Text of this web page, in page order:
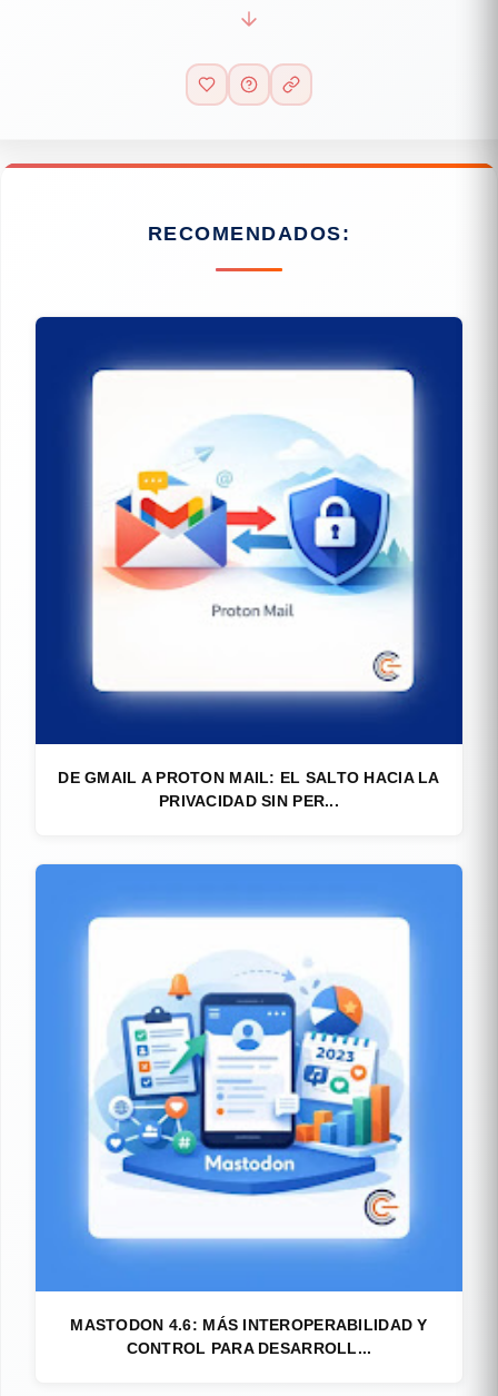
RECOMENDADOS:
DE GMAIL A PROTON MAIL: EL SALTO HACIA LA
PRIVACIDAD SIN PER...
MASTODON 4.6: MÁS INTEROPERABILIDAD Y
CONTROL PARA DESARROLL...